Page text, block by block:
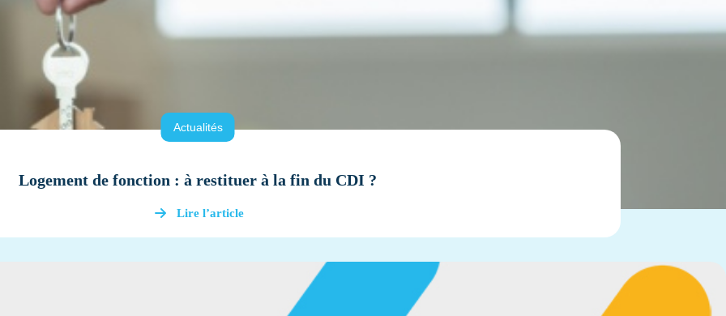
Actualités
Logement de fonction : à restituer à la fin du CDI ?
Lire l’article